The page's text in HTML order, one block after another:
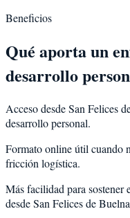
Beneficios
Qué aporta un
desarrollo
Acceso desde San Felices
desarrollo personal.
Formato online útil cuando
fricción logística.
Más facilidad para sostener
desde San Felices de